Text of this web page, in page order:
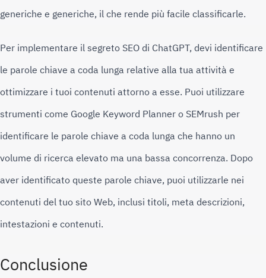
generiche e generiche, il che rende più facile classificarle.
Per implementare il segreto SEO di ChatGPT, devi identificare
le parole chiave a coda lunga relative alla tua attività e
ottimizzare i tuoi contenuti attorno a esse. Puoi utilizzare
strumenti come Google Keyword Planner o SEMrush per
identificare le parole chiave a coda lunga che hanno un
volume di ricerca elevato ma una bassa concorrenza. Dopo
aver identificato queste parole chiave, puoi utilizzarle nei
contenuti del tuo sito Web, inclusi titoli, meta descrizioni,
intestazioni e contenuti.
Conclusione